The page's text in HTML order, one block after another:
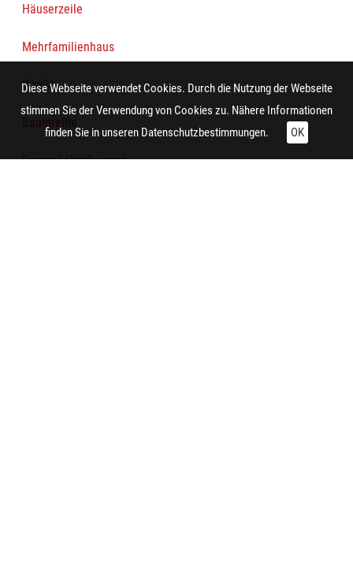
Häuserzeile
Mehrfamilienhaus
Straße
Personenkraftwagen
Diese Webseite verwendet Cookies. Durch die Nutzung der Webseite
stimmen Sie der Verwendung von Cookies zu. Nähere Informationen
finden Sie in unseren Datenschutzbestimmungen. OK